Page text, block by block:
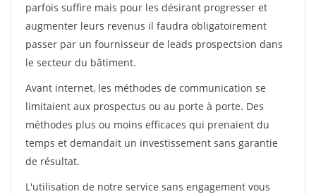
parfois suffire mais pour les désirant progresser et
augmenter leurs revenus il faudra obligatoirement
passer par un fournisseur de leads prospectsion dans
le secteur du bâtiment.
Avant internet, les méthodes de communication se
limitaient aux prospectus ou au porte à porte. Des
méthodes plus ou moins efficaces qui prenaient du
temps et demandait un investissement sans garantie
de résultat.
L'utilisation de notre service sans engagement vous